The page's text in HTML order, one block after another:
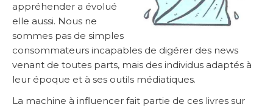
appréhender a évolué
elle aussi. Nous ne
sommes pas de simples
consommateurs incapables de digérer des news
venant de toutes parts, mais des individus adaptés à
leur époque et à ses outils médiatiques.
La machine à influencer fait partie de ces livres sur